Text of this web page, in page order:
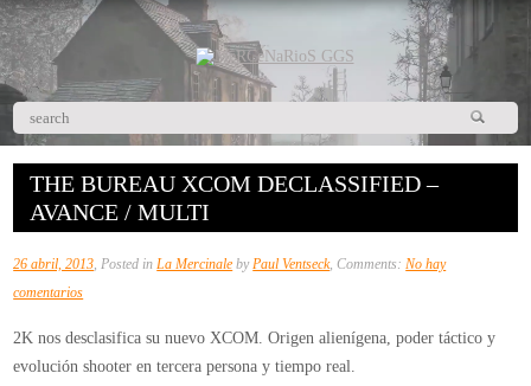
THE BUREAU XCOM DECLASSIFIED –
AVANCE / MULTI
26 abril, 2013, Posted inLa Mercinale byPaul Ventseck, Comments:No hay
comentariosen
Bureau
XCOM
2K nos desclasifica su nuevo XCOM. Origen alienígena, poder táctico y
evolución shooter en tercera persona y tiempo real.